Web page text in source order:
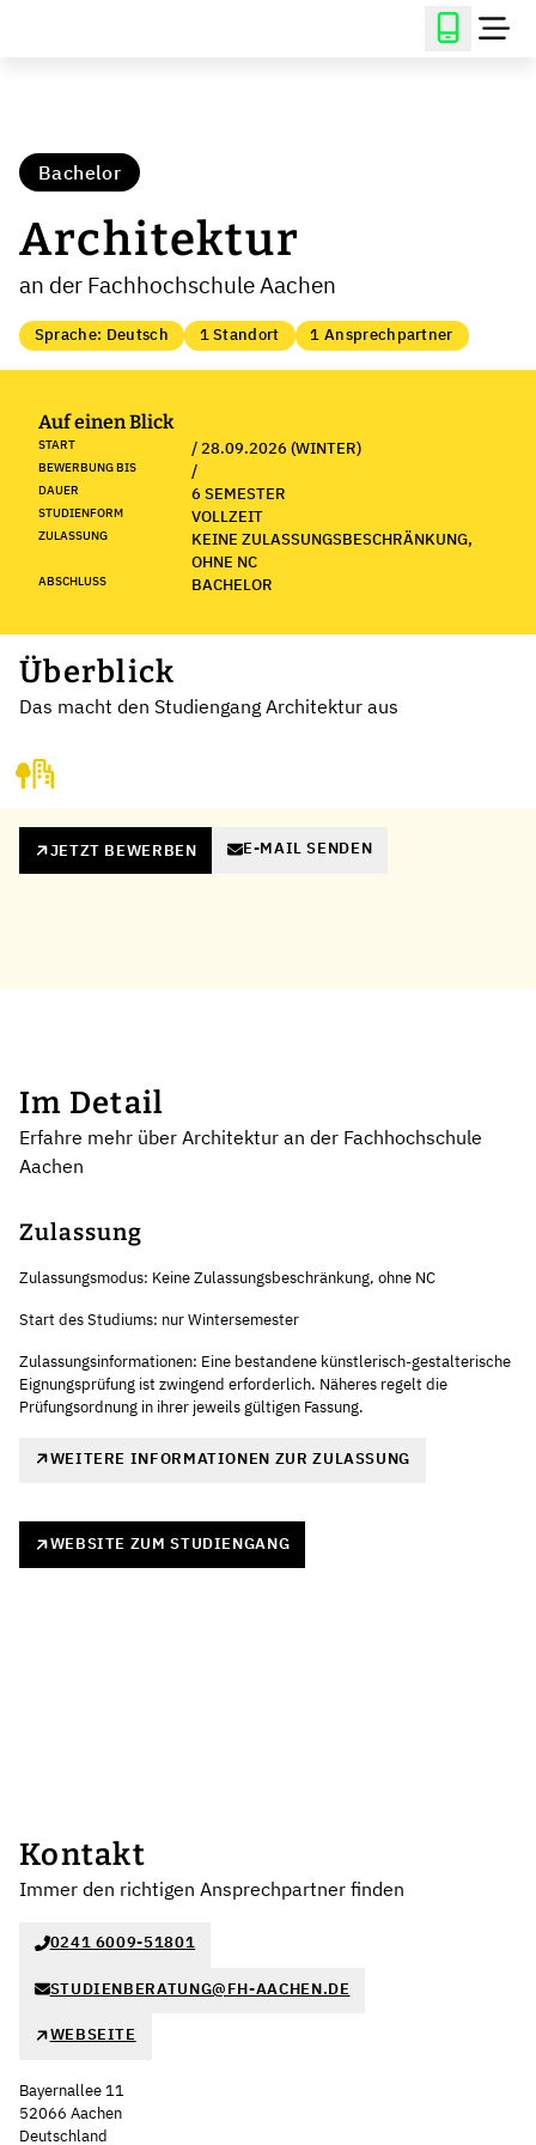
Bachelor
Architektur
an der Fachhochschule Aachen
Sprache: Deutsch 1 Standort 1 Ansprechpartner
Auf einen Blick
START / 28.09.2026 (WINTER)
BEWERBUNG BIS /
DAUER 6 SEMESTER
STUDIENFORM VOLLZEIT
ZULASSUNG
KEINE ZULASSUNGSBESCHRÄNKUNG,
OHNE NC
ABSCHLUSS BACHELOR
Überblick
Das macht den Studiengang Architektur aus
JETZT BEWERBEN E-MAIL SENDEN
Im Detail
Erfahre mehr über Architektur an der Fachhochschule
Aachen
Zulassung
Zulassungsmodus: Keine Zulassungsbeschränkung, ohne NC
Start des Studiums: nur Wintersemester
Zulassungsinformationen: Eine bestandene künstlerisch-gestalterische
Eignungsprüfung ist zwingend erforderlich. Näheres regelt die
Prüfungsordnung in ihrer jeweils gültigen Fassung.
WEITERE INFORMATIONEN ZUR ZULASSUNG
WEBSITE ZUM STUDIENGANG
Kontakt
Immer den richtigen Ansprechpartner finden
0241 6009-51801
STUDIENBERATUNG@FH-AACHEN.DE
WEBSEITE
Bayernallee 11
52066 Aachen
Deutschland